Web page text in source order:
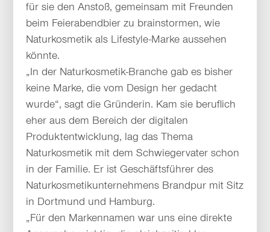
für sie den Anstoß, gemeinsam mit Freunden
beim Feierabendbier zu brainstormen, wie
Naturkosmetik als Lifestyle-Marke aussehen
könnte.
„In der Naturkosmetik-Branche gab es bisher
keine Marke, die vom Design her gedacht
wurde“, sagt die Gründerin. Kam sie beruflich
eher aus dem Bereich der digitalen
Produktentwicklung, lag das Thema
Naturkosmetik mit dem Schwiegervater schon
in der Familie. Er ist Geschäftsführer des
Naturkosmetikunternehmens Brandpur mit Sitz
in Dortmund und Hamburg.
„Für den Markennamen war uns eine direkte